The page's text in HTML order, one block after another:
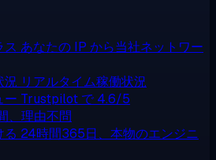
ス あなたの IP から当社ネットワー
況 リアルタイム稼働状況
ー Trustpilot で 4.6/5
、理由不問
る 24時間365日、本物のエンジニ